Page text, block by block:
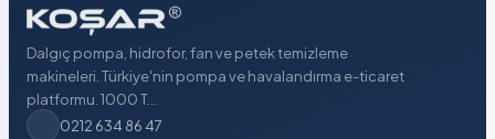
Dalgıç pompa, hidrofor, fan ve petek temizleme
makineleri. Türkiye'nin pompa ve havalandırma e-ticaret
platformu. 1000 T...
0212 634 86 47